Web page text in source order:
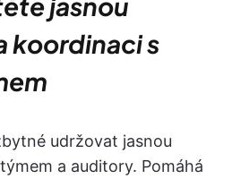
koordinaci s
udržovat jasnou
a auditory. Pomáhá